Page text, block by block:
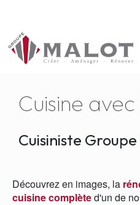
Cuisine
Cuisiniste
Découvrez en images, la
cuisinecomplèted'un de